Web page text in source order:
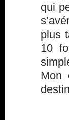
qui
plus
10
Mon